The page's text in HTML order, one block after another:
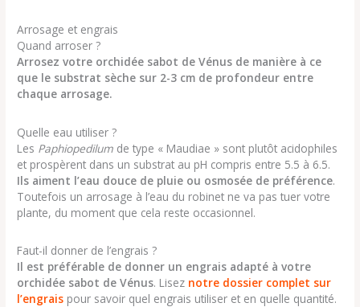
Arrosage et engrais
Quand arroser ?
Arrosez votre orchidée sabot de Vénus de manière à ce
que le substrat sèche sur 2-3 cm de profondeur entre
chaque arrosage.
Quelle eau utiliser ?
Les Paphiopedilum de type « Maudiae » sont plutôt acidophiles
et prospèrent dans un substrat au pH compris entre 5.5 à 6.5.
Ils aiment l’eau douce de pluie ou osmosée de préférence.
Toutefois un arrosage à l’eau du robinet ne va pas tuer votre
plante, du moment que cela reste occasionnel.
Faut-il donner de l’engrais ?
Il est préférable de donner un engrais adapté à votre
orchidée sabot de Vénus. Lisez notre dossier complet sur
l’engrais pour savoir quel engrais utiliser et en quelle quantité.